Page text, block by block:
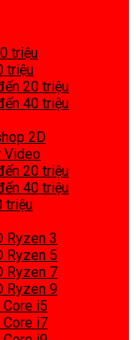
triệu
triệu
20 triệu
40 triệu
2D
Video
20 triệu
40 triệu
triệu
Ryzen 3
Ryzen 5
Ryzen 7
Ryzen 9
i5
Core i7